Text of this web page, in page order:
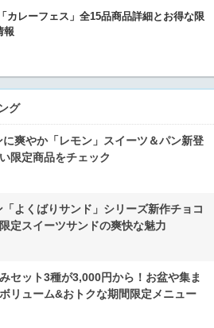
カレーフェス」全15品商品詳細とお得な限
報
グ
に爽やか「レモン」スイーツ＆パン新登
限定商品をチェック
「よくばりサンド」シリーズ新作チョコ
定スイーツサンドの爽快な魅力
セット3種が3,000円から！お盆や集ま
リューム&おトクな期間限定メニュー